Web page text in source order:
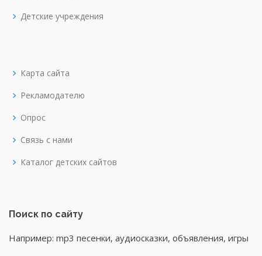
Детские учреждения
Карта сайта
Рекламодателю
Опрос
Связь с нами
Каталог детских сайтов
Поиск по сайту
Например: mp3 песенки, аудиосказки, объявления, игры